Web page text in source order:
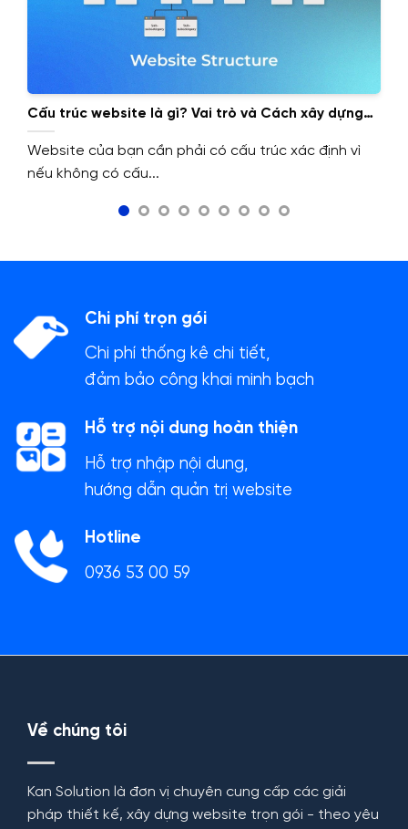
Cấu trúc website là gì? Vai trò và Cách xây dựng
cấu trúc website.
Website của bạn cần phải có cấu trúc xác định vì
nếu không có cấu...
Chi phí trọn gói
Chi phí thống kê chi tiết,
đảm bảo công khai minh bạch
Hỗ trợ nội dung hoàn thiện
Hỗ trợ nhập nội dung,
hướng dẫn quản trị website
Hotline
0936 53 00 59
Về chúng tôi
Kan Solution là đơn vị chuyên cung cấp các giải
pháp thiết kế, xây dựng website trọn gói - theo yêu